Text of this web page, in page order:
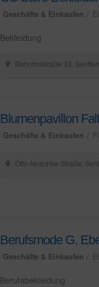
Geschäfte & Einkaufen
Bekleidung
Bahnhofstraße 33,
Blumenpavillon
Geschäfte & Einkaufen
Otto-Nuschke-Straße,
Berufsmode G.
Geschäfte & Einkaufen
Berufsbekleidung